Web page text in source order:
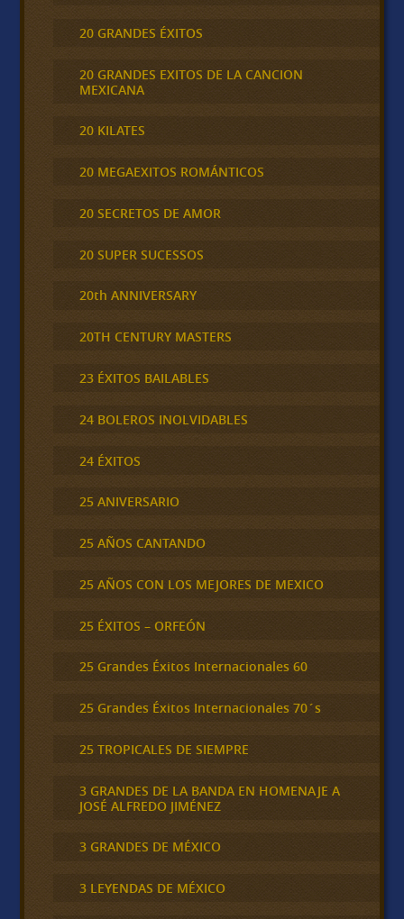
20 GRANDES ÉXITOS
20 GRANDES EXITOS DE LA CANCION
MEXICANA
20 KILATES
20 MEGAEXITOS ROMÁNTICOS
20 SECRETOS DE AMOR
20 SUPER SUCESSOS
20th ANNIVERSARY
20TH CENTURY MASTERS
23 ÉXITOS BAILABLES
24 BOLEROS INOLVIDABLES
24 ÉXITOS
25 ANIVERSARIO
25 AÑOS CANTANDO
25 AÑOS CON LOS MEJORES DE MEXICO
25 ÉXITOS – ORFEÓN
25 Grandes Éxitos Internacionales 60
25 Grandes Éxitos Internacionales 70´s
25 TROPICALES DE SIEMPRE
3 GRANDES DE LA BANDA EN HOMENAJE A
JOSÉ ALFREDO JIMÉNEZ
3 GRANDES DE MÉXICO
3 LEYENDAS DE MÉXICO